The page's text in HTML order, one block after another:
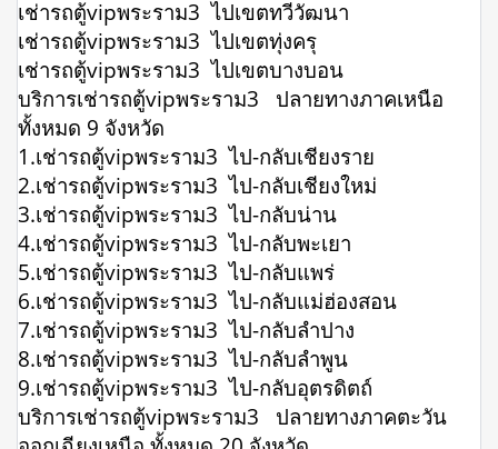
เช่ารถตู้vipพระราม3 ไปเขตทวีวัฒนา
เช่ารถตู้vipพระราม3 ไปเขตทุ่งครุ
เช่ารถตู้vipพระราม3 ไปเขตบางบอน
บริการเช่ารถตู้vipพระราม3 ปลายทางภาคเหนือ
ทั้งหมด 9 จังหวัด
1.เช่ารถตู้vipพระราม3 ไป-กลับเชียงราย
2.เช่ารถตู้vipพระราม3 ไป-กลับเชียงใหม่
3.เช่ารถตู้vipพระราม3 ไป-กลับน่าน
4.เช่ารถตู้vipพระราม3 ไป-กลับพะเยา
5.เช่ารถตู้vipพระราม3 ไป-กลับแพร่
6.เช่ารถตู้vipพระราม3 ไป-กลับแม่ฮ่องสอน
7.เช่ารถตู้vipพระราม3 ไป-กลับลำปาง
8.เช่ารถตู้vipพระราม3 ไป-กลับลำพูน
9.เช่ารถตู้vipพระราม3 ไป-กลับอุตรดิตถ์
บริการเช่ารถตู้vipพระราม3 ปลายทางภาคตะวัน